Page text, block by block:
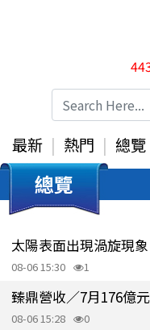
最新 熱門 總覽
總覽
太陽表面出現渦旋現
08-06 15:30 1
08-06 15:28 0